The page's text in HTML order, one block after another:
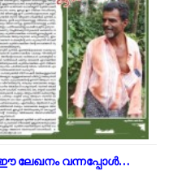
ഈ ലേഖനം വന്നപ്പോൾ…